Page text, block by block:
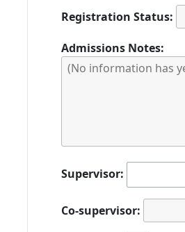
Registration Status:
Admissions Notes:
Supervisor:
Co-supervisor: